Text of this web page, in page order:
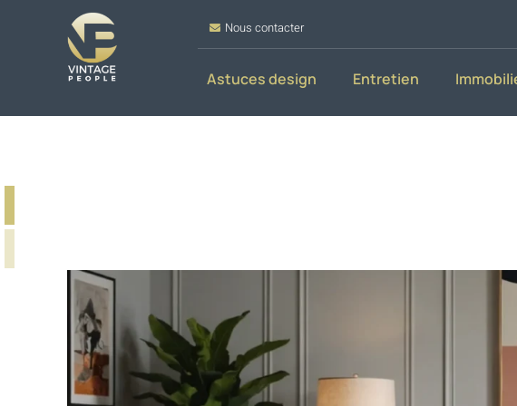
Nous contacter
Astuces design Entretien